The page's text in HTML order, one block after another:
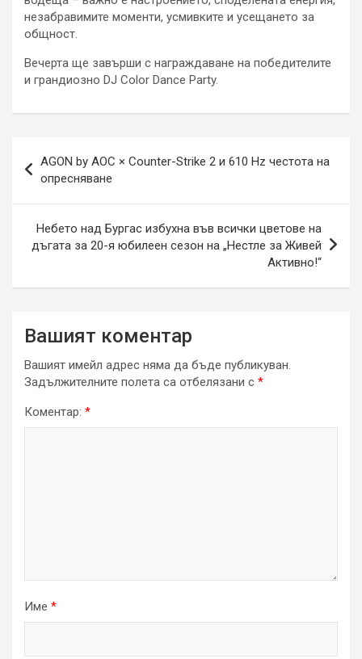
незабравимите моменти, усмивките и усещането за
общност.
Вечерта ще завърши с награждаване на победителите
и грандиозно DJ Color Dance Party.
AGON by AOC × Counter-Strike 2 и 610 Hz честота на
опресняване
Небето над Бургас избухна във всички цветове на
дъгата за 20-я юбилеен сезон на „Нестле за Живей
Активно!“
Вашият коментар
Вашият имейл адрес няма да бъде публикуван.
Задължителните полета са отбелязани с *
Коментар: *
Име *